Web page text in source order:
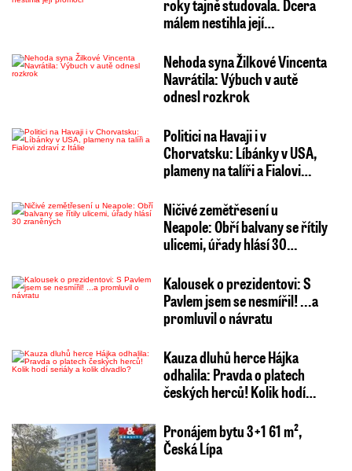
roky tajně studovala. Dcera
málem nestihla její…
Nehoda syna Žilkové Vincenta
Navrátila: Výbuch v autě
odnesl rozkrok
Politici na Havaji i v
Chorvatsku: Líbánky v USA,
plameny na talíři a Fialovi…
Ničivé zemětřesení u
Neapole: Obří balvany se řítily
ulicemi, úřady hlásí 30…
Kalousek o prezidentovi: S
Pavlem jsem se nesmířil! ...a
promluvil o návratu
Kauza dluhů herce Hájka
odhalila: Pravda o platech
českých herců! Kolik hodí…
Pronájem bytu 3+1 61 m²,
Česká Lípa